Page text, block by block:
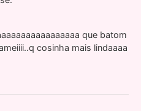
que batom
cosinha mais lindaaaa